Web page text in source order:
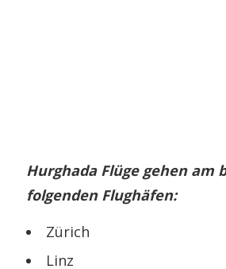
Hurghada Flüge gehen am
folgenden Flughäfen:
Zürich
Linz